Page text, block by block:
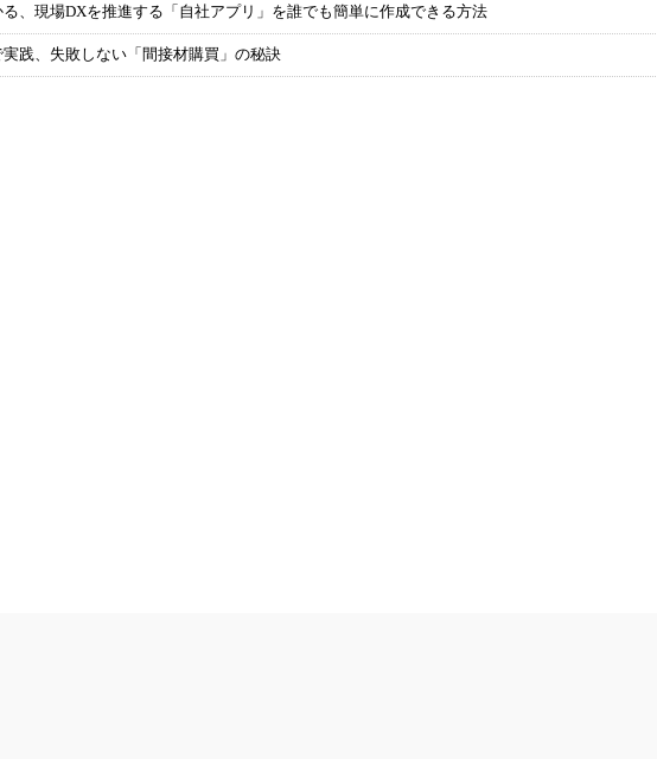
、現場DXを推進する「自社アプリ」を誰でも簡単に作成できる方法
践、失敗しない「間接材購買」の秘訣